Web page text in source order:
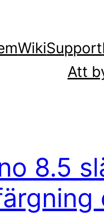
WikiSupport
Att
8.5